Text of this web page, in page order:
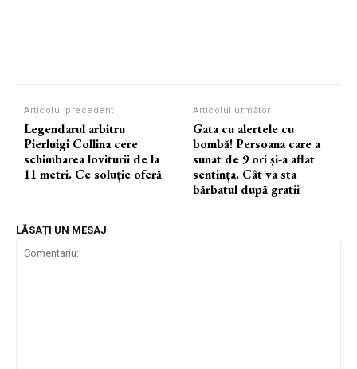
Articolul precedent
Legendarul arbitru
Pierluigi Collina cere
schimbarea loviturii de la
11 metri. Ce soluție oferă
Articolul următor
Gata cu alertele cu
bombă! Persoana care a
sunat de 9 ori și-a aflat
sentința. Cât va sta
bărbatul după gratii
LĂSAȚI UN MESAJ